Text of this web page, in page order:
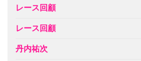
レース回顧
レース回顧
丹内祐次